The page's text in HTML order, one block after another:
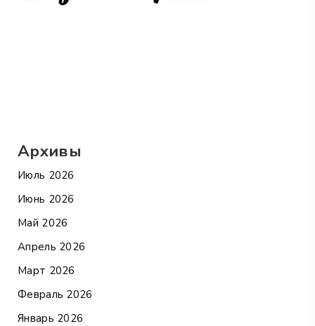
Архивы
Июль 2026
Июнь 2026
Май 2026
Апрель 2026
Март 2026
Февраль 2026
Январь 2026